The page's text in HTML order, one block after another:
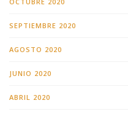
SEPTIEMBRE 2020
AGOSTO 2020
JUNIO 2020
ABRIL 2020